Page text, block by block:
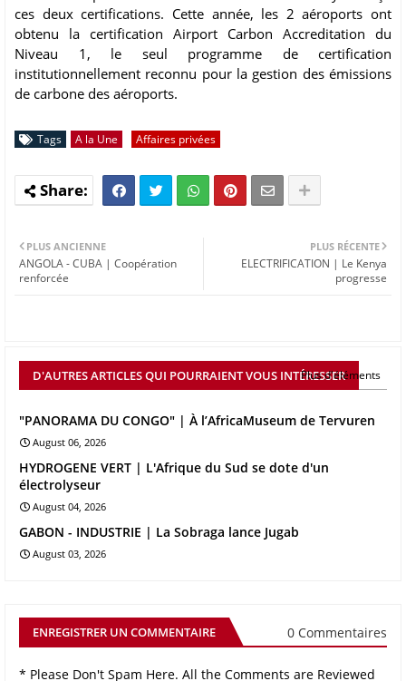
ces deux certifications. Cette année, les 2 aéroports ont
obtenu la certification Airport Carbon Accreditation du
Niveau 1, le seul programme de certification
institutionnellement reconnu pour la gestion des émissions
de carbone des aéroports.
Tags A la Une Affaires privées
PLUS RÉCENTE
ELECTRIFICATION | Le Kenya
progresse
PLUS ANCIENNE
ANGOLA - CUBA | Coopération
renforcée
D'AUTRES ARTICLES QUI POURRAIENT VOUS INTÉRESSER
Plus d'éléments
"PANORAMA DU CONGO" | À l’AfricaMuseum de Tervuren
August 06, 2026
HYDROGENE VERT | L'Afrique du Sud se dote d'un
électrolyseur
August 04, 2026
GABON - INDUSTRIE | La Sobraga lance Jugab
August 03, 2026
ENREGISTRER UN COMMENTAIRE 0 Commentaires
* Please Don't Spam Here. All the Comments are Reviewed